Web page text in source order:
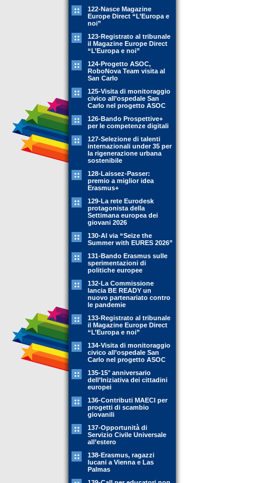
122-Nasce Magazine
Europe Direct “L’Europa e
noi”
123-Registrato al tribunale
il Magazine Europe Direct
“L’Europa e noi”
124-Progetto ASOC,
RoboNova Team visita al
San Carlo
125-Visita di monitoraggio
civico all’ospedale San
Carlo nel progetto ASOC
126-Bando Prospettive+
per le competenze digitali
127-Selezione di talenti
internazionali under 35 per
la rigenerazione urbana
sostenibile
128-Laissez-Passer:
premio a miglior idea
Erasmus+
129-La rete Eurodesk
protagonista della
Settimana europea dei
giovani 2026
130-Al via “Seize the
Summer with EURES 2026”
131-Bando Erasmus sulle
sperimentazioni di
politiche europee
132-La Commissione
lancia BE READY un
nuovo partenariato contro
le pandemie
133-Registrato al tribunale
il Magazine Europe Direct
“L’Europa e noi”
134-Visita di monitoraggio
civico all’ospedale San
Carlo nel progetto ASOC
135-15° anniversario
dell’Iniziativa dei cittadini
europei
136-Contributi MAECI per
progetti di scambio
giovanili
137-Opportunità di
Servizio Civile Universale
all’estero
138-Erasmus, ragazzi
lucani a Vienna e Las
Palmas